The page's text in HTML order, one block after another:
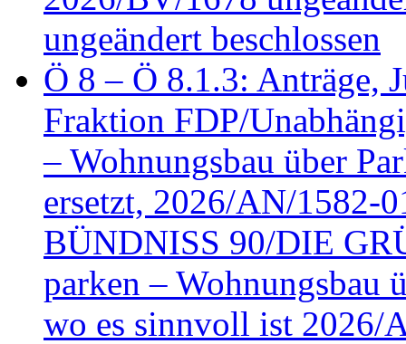
ungeändert beschlossen
Ö 8 – Ö 8.1.3: Anträge,
Fraktion FDP/
– Wohnungsbau über
ersetzt, 2026/AN/1582-
BÜNDNISS 90/DIE
parken – Wohnungsbau
wo es sinnvoll ist 2026/